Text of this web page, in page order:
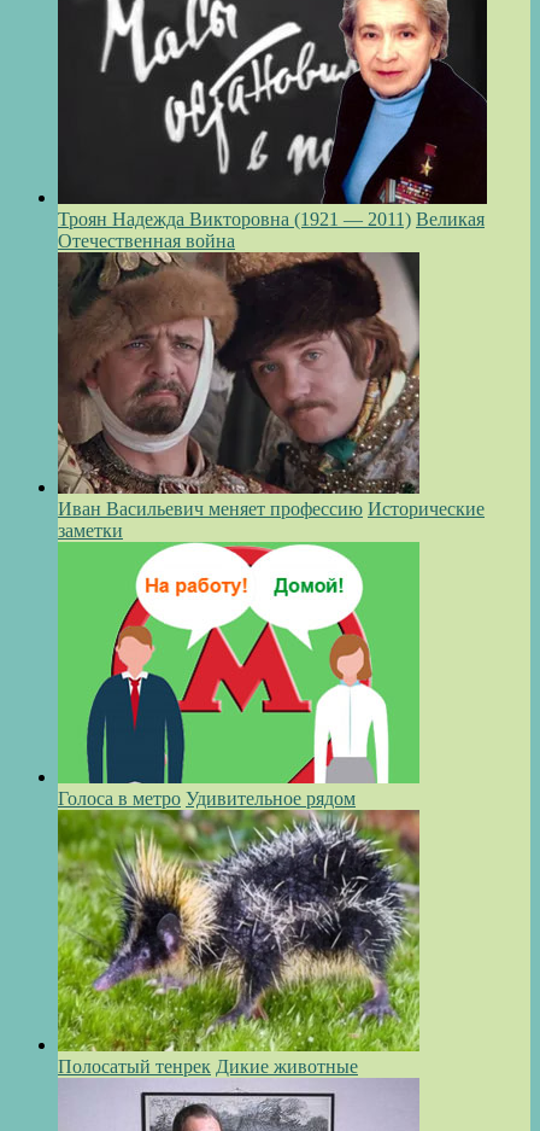
Троян Надежда Викторовна (1921 — 2011) Великая
Отечественная война
Иван Васильевич меняет профессию Исторические
заметки
Голоса в метро Удивительное рядом
Полосатый тенрек Дикие животные